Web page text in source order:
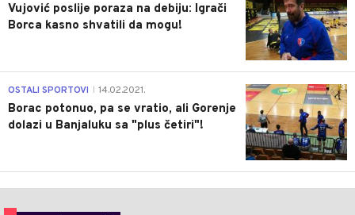
Vujović poslije poraza na debiju: Igrači
Borca kasno shvatili da mogu!
3
OSTALI SPORTOVI 14.02.2021.
Borac potonuo, pa se vratio, ali Gorenje
dolazi u Banjaluku sa "plus četiri"!